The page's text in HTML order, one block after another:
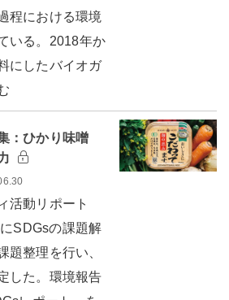
程における環境
いる。2018年か
にしたバイオガ
：ひかり味噌
活動リポート
SDGsの課題解
題整理を行い、
した。環境報告